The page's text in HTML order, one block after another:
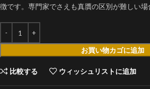
徴です。専門家でさえも真贋の区別が難しい場
お買い物カゴに追加
比較する ウィッシュリストに追加